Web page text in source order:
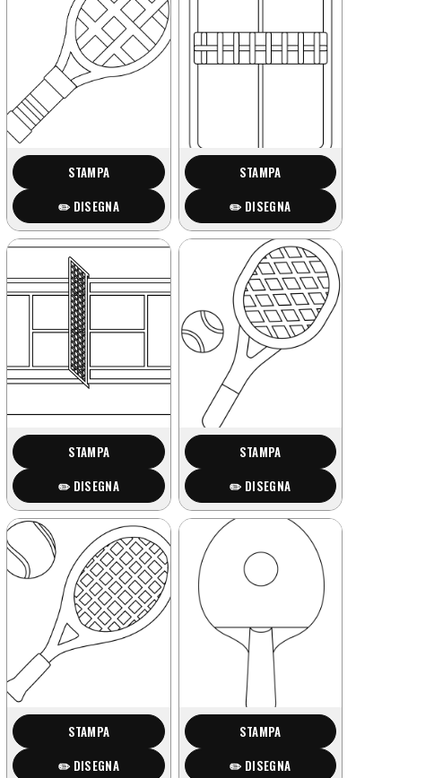
STAMPA
✏️ DISEGNA
STAMPA
✏️ DISEGNA
STAMPA
✏️ DISEGNA
STAMPA
✏️ DISEGNA
STAMPA
✏️ DISEGNA
STAMPA
✏️ DISEGNA